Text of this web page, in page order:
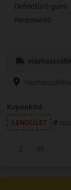
Defekttűrő gumi
Peremvédő
Kuponkód:
LENDÜLET
másol
db